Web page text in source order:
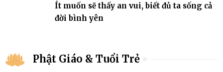
Ít muốn sẽ thấy an vui, biết đủ ta sống cả
đời bình yên
Phật Giáo & Tuổi Trẻ